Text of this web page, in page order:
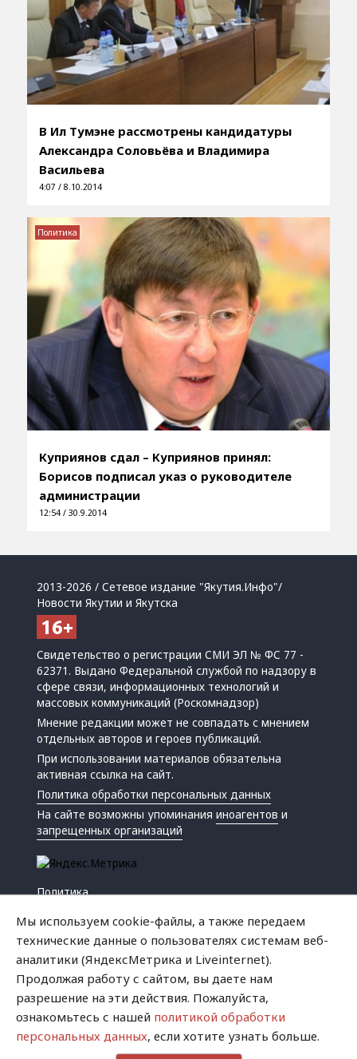
В Ил Тумэне рассмотрены кандидатуры
Александра Соловьёва и Владимира
Васильева
4:07 / 8.10.2014
Куприянов сдал – Куприянов принял:
Борисов подписал указ о руководителе
администрации
12:54 / 30.9.2014
Политика
2013-2026 / Сетевое издание "Якутия.Инфо"/
Новости Якутии и Якутска
Свидетельство о регистрации СМИ ЭЛ № ФС 77 -
62371. Выдано Федеральной службой по надзору в
сфере связи, информационных технологий и
массовых коммуникаций (Роскомнадзор)
Мнение редакции может не совпадать с мнением
отдельных авторов и героев публикаций.
При использовании материалов обязательна
активная ссылка на сайт.
Политика обработки персональных данных
На сайте возможны упоминанияиноагентов и
запрещенных организаций
Политика
Криминал
Успех
Хватит это терпеть
Мы используем cookie-файлы, а также передаем
технические данные о пользователях системам веб-
аналитики (ЯндексМетрика и Liveinternet).
Продолжая работу с сайтом, вы даете нам
разрешение на эти действия. Пожалуйста,
ознакомьтесь с нашей политикой обработки
персональных данных, если хотите узнать больше.